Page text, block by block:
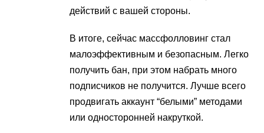
действий с вашей стороны​​.
В итоге, сейчас массфолловинг стал
малоэффективным и безопасным. Легко
получить бан, при этом набрать много
подписчиков не получится. Лучше всего
продвигать аккаунт “белыми” методами
или односторонней накруткой​​.